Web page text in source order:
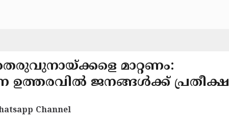
മാറ്റണം:
ഉത്തരവിൽ ജനങ്ങൾക്ക് പ്രതീക്ഷ
Channel